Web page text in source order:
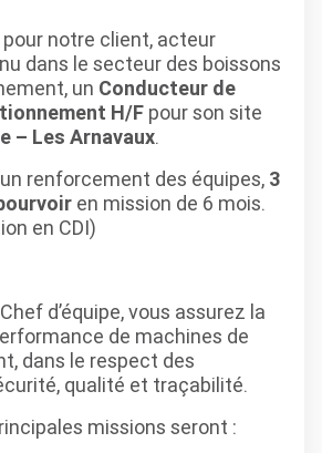
notre client, acteur
dans le secteur des boissons
un Conducteur de
H/F pour son site
– Les Arnavaux.
renforcement des équipes, 3
en mission de 6 mois.
en CDI)
d’équipe, vous assurez la
de machines de
dans le respect des
qualité et traçabilité.
missions seront :